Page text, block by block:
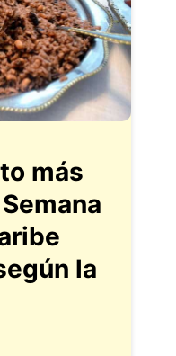
más
la